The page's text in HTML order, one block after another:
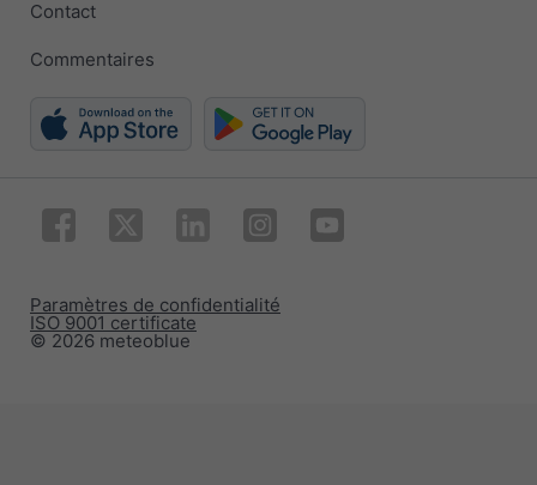
Contact
Commentaires
© 2026 meteoblue
ISO 9001 certificate
Paramètres de confidentialité